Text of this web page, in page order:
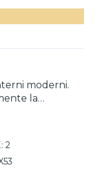
moderni.
la
lampadine
su
2